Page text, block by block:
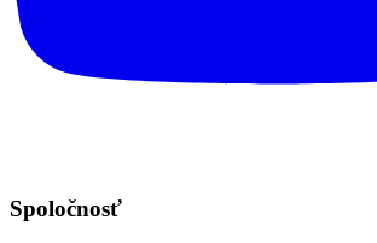
Spoločnosť